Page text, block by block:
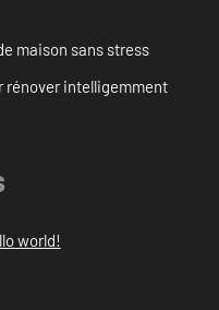
maison sans stress
rénover intelligemment
world!